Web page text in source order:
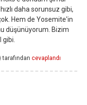
daha sorunsuz gibi,
Hem de Yosemite'in
düşünüyorum. Bizim
tarafından cevaplandı